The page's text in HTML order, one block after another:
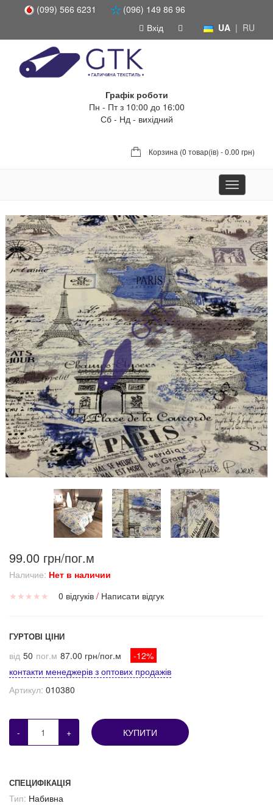
(099) 566 6231
(096) 149 86 96
UA | RU
Вхід
Графік роботи
Пн - Пт з 10:00 до 16:00
Сб - Нд - вихідний
Корзина (0 товар(ів) - 0.00 грн)
Toggle
navigation
99.00 грн/пог.м
Наличие: Нет в наличии
★ ★ ★ ★ ★ 0 відгуків / Написати відгук
ГУРТОВІ ЦІНИ
від 50 пог.м 87.00 грн/пог.м
-12%
контакти менеджерів з оптових продажів
Артикул: 010380
- + КУПИТИ
СПЕЦИФІКАЦІЯ
Тип: Набивна